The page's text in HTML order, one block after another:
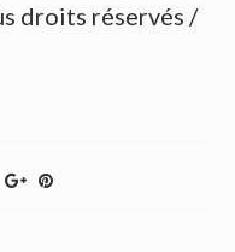
droits réservés /